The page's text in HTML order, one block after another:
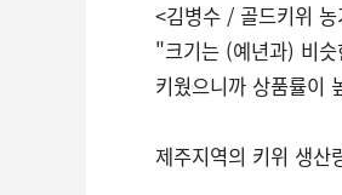
<김병수 / 골드키위 농
"크기는 (예년과) 비
키웠으니까 상품률이
제주지역의 키위 생